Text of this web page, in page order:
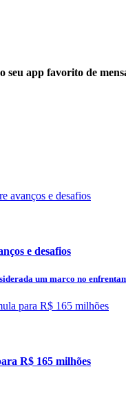
seu app favorito de
e desafios
um marco no
R$ 165 milhões